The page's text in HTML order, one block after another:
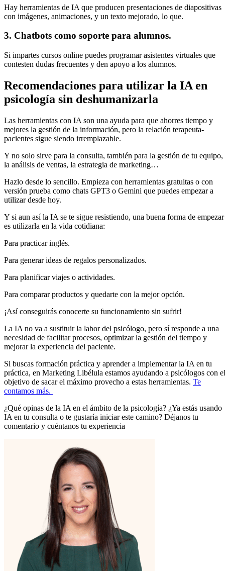
Hay herramientas de IA que producen presentaciones de diapositivas
con imágenes, animaciones, y un texto mejorado, lo que.
3. Chatbots como soporte para alumnos.
Si impartes cursos online puedes programar asistentes virtuales que
contesten dudas frecuentes y den apoyo a los alumnos.
Recomendaciones para utilizar la IA en
psicología sin deshumanizarla
Las herramientas con IA son una ayuda para que ahorres tiempo y
mejores la gestión de la información, pero la relación terapeuta-
pacientes sigue siendo irremplazable.
Y no solo sirve para la consulta, también para la gestión de tu equipo,
la análisis de ventas, la estrategia de marketing…
Hazlo desde lo sencillo. Empieza con herramientas gratuitas o con
versión prueba como chats GPT3 o Gemini que puedes empezar a
utilizar desde hoy.
Y si aun así la IA se te sigue resistiendo, una buena forma de empezar
es utilizarla en la vida cotidiana:
Para practicar inglés.
Para generar ideas de regalos personalizados.
Para planificar viajes o actividades.
Para comparar productos y quedarte con la mejor opción.
¡Así conseguirás conocerte su funcionamiento sin sufrir!
La IA no va a sustituir la labor del psicólogo, pero sí responde a una
necesidad de facilitar procesos, optimizar la gestión del tiempo y
mejorar la experiencia del paciente.
Si buscas formación práctica y aprender a implementar la IA en tu
práctica, en Marketing Libélula estamos ayudando a psicólogos con el
objetivo de sacar el máximo provecho a estas herramientas. Te
contamos más.
¿Qué opinas de la IA en el ámbito de la psicología? ¿Ya estás usando
IA en tu consulta o te gustaría iniciar este camino? Déjanos tu
comentario y cuéntanos tu experiencia